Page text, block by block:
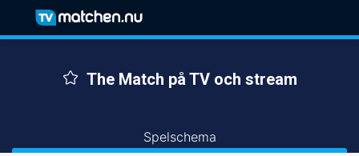
The Match på TV och stream
Spelschema